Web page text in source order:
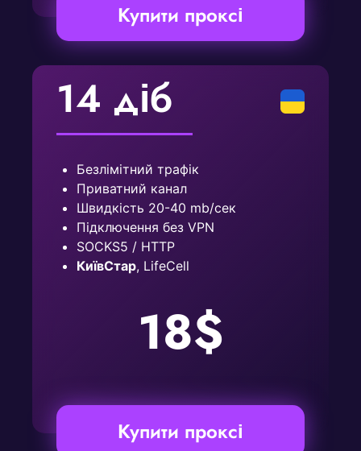
Купити проксі
14 діб
Безлімітний трафік
Приватний канал
Швидкість 20-40 mb/сек
Підключення без VPN
SOCKS5 / HTTP
КиївСтар, LifeCell
18$
Купити проксі